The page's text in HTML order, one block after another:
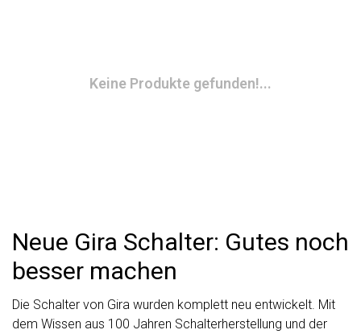
Keine Produkte gefunden!...
Neue Gira Schalter: Gutes noch
besser machen
Die Schalter von Gira wurden komplett neu entwickelt. Mit
dem Wissen aus 100 Jahren Schalterherstellung und der